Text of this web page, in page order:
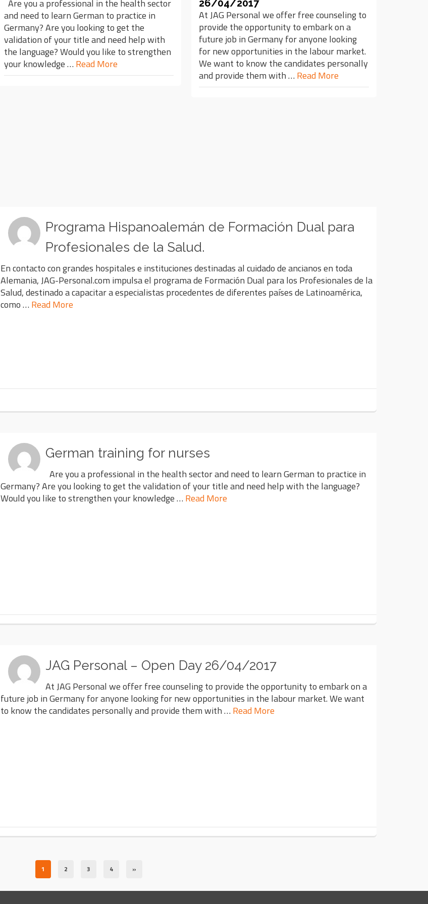
Are you a professional in the health sector
and need to learn German to practice in
Germany? Are you looking to get the
validation of your title and need help with
the language? Would you like to strengthen
your knowledge … Read More
26/04/2017
At JAG Personal we offer free counseling to
provide the opportunity to embark on a
future job in Germany for anyone looking
for new opportunities in the labour market.
We want to know the candidates personally
and provide them with … Read More
Programa Hispanoalemán de Formación Dual para
Profesionales de la Salud.
En contacto con grandes hospitales e instituciones destinadas al cuidado de ancianos en toda
Alemania, JAG-Personal.com impulsa el programa de Formación Dual para los Profesionales de la
Salud, destinado a capacitar a especialistas procedentes de diferentes países de Latinoamérica,
como … Read More
German training for nurses
Are you a professional in the health sector and need to learn German to practice in
Germany? Are you looking to get the validation of your title and need help with the language?
Would you like to strengthen your knowledge … Read More
JAG Personal – Open Day 26/04/2017
At JAG Personal we offer free counseling to provide the opportunity to embark on a
future job in Germany for anyone looking for new opportunities in the labour market. We want
to know the candidates personally and provide them with … Read More
1 2 3 4 »